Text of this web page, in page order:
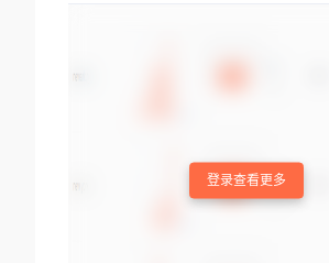
登录查看更多